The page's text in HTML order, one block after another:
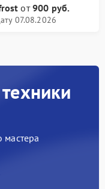
от900 руб.
07.08.2026